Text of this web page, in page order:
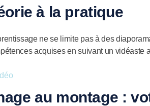
à la pratique
ne se limite pas à des
acquises en suivant un vidéaste
au montage :